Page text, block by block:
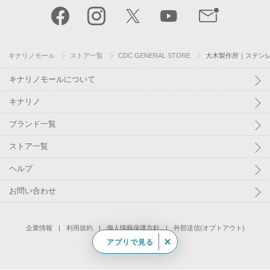
キナリノモール ストア一覧 CDC GENERAL STORE 大木製作所｜ステン
キナリノモールについて
キナリノ
ブランド一覧
ストア一覧
ヘルプ
お問い合わせ
企業情報 利用規約 個人情報保護方針 外部送信(オプトアウト)
Kakaku.com, Inc.
アプリで見る